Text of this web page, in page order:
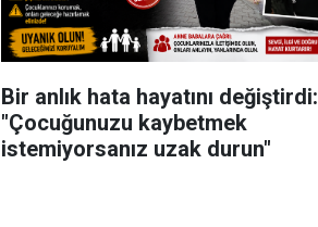
Bir anlık hata hayatını değiştirdi:
"Çocuğunuzu kaybetmek
istemiyorsanız uzak durun"